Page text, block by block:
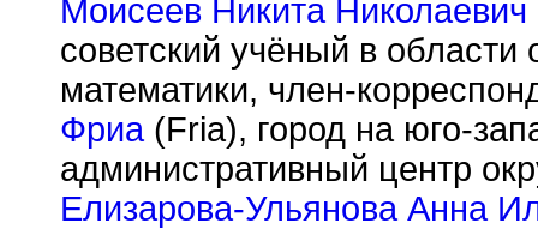
Моисеев Никита Николаевич
советский учёный в
математики, член-
Фриа(Fria), город на юго-
административный центр
Елизарова-Ульянова Анна